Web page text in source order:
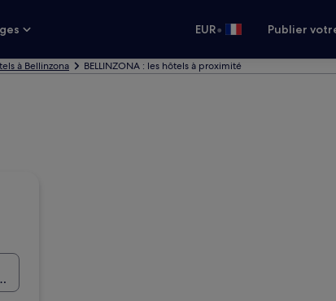
EUR• Publier
à Bellinzona BELLINZONA : les hôtels à proximité